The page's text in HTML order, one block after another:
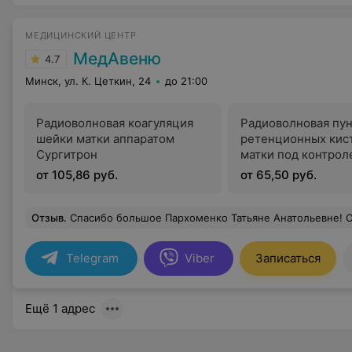
МЕДИЦИНСКИЙ ЦЕНТР
4.7 МедАвеню
Минск, ул. К. Цеткин, 24 до 21:00
Радиоволновая коагуляция
шейки матки аппаратом
Сургитрон
от 105,86 руб.
Радиоволновая
ретенционных
матки под
кольпоскопии (от 1
от 65,50 руб.
Отзыв. Спасибо большое Пархоменко Татьяне Анатольевне! Очень внимательный, грамотный и деликатный специалист. Рада, что могу гордиться знакомством с таким профессионалом и познакомилась с ней ещë в студенческие годы) Танечка, очень рада твоим
Telegram Viber Записаться
Ещё 1 адрес